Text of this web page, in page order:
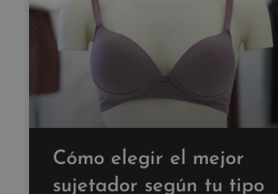
Cómo elegir el mejor
sujetador según tu tipo